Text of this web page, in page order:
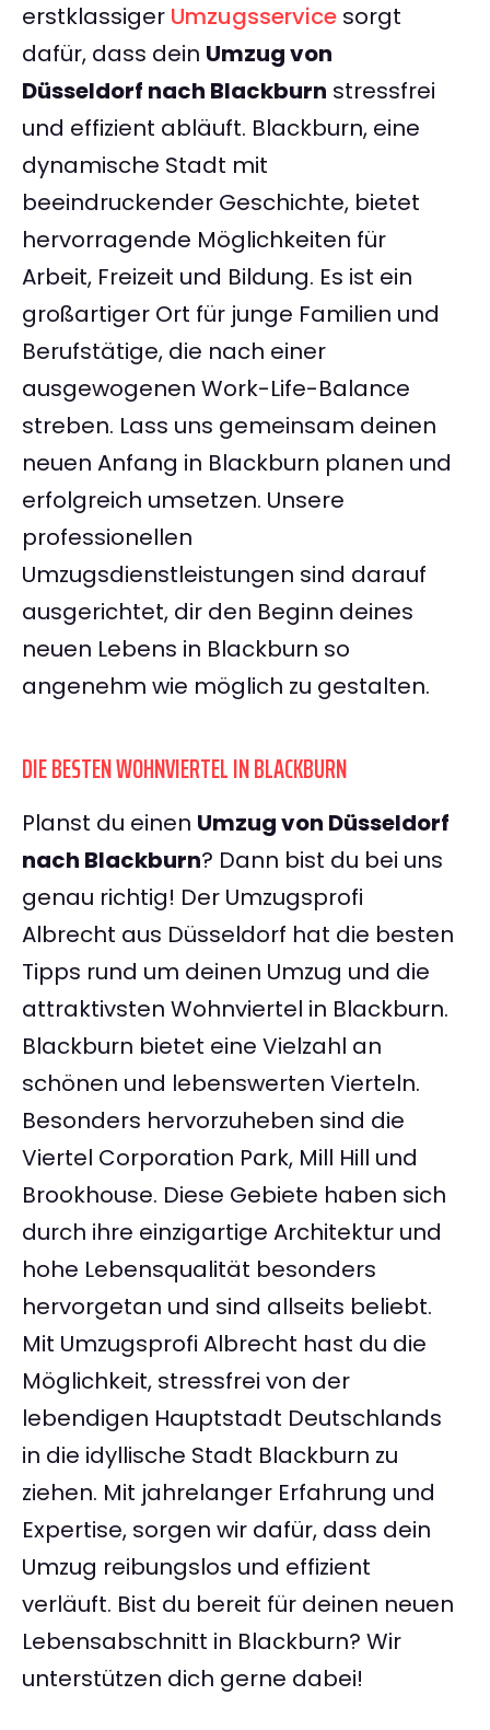
erstklassiger Umzugsservice sorgt
dafür, dass dein Umzug von
Düsseldorf nach Blackburn stressfrei
und effizient abläuft. Blackburn, eine
dynamische Stadt mit
beeindruckender Geschichte, bietet
hervorragende Möglichkeiten für
Arbeit, Freizeit und Bildung. Es ist ein
großartiger Ort für junge Familien und
Berufstätige, die nach einer
ausgewogenen Work-Life-Balance
streben. Lass uns gemeinsam deinen
neuen Anfang in Blackburn planen und
erfolgreich umsetzen. Unsere
professionellen
Umzugsdienstleistungen sind darauf
ausgerichtet, dir den Beginn deines
neuen Lebens in Blackburn so
angenehm wie möglich zu gestalten.
DIE BESTEN WOHNVIERTEL IN BLACKBURN
Planst du einen Umzug von Düsseldorf
nach Blackburn? Dann bist du bei uns
genau richtig! Der Umzugsprofi
Albrecht aus Düsseldorf hat die besten
Tipps rund um deinen Umzug und die
attraktivsten Wohnviertel in Blackburn.
Blackburn bietet eine Vielzahl an
schönen und lebenswerten Vierteln.
Besonders hervorzuheben sind die
Viertel Corporation Park, Mill Hill und
Brookhouse. Diese Gebiete haben sich
durch ihre einzigartige Architektur und
hohe Lebensqualität besonders
hervorgetan und sind allseits beliebt.
Mit Umzugsprofi Albrecht hast du die
Möglichkeit, stressfrei von der
lebendigen Hauptstadt Deutschlands
in die idyllische Stadt Blackburn zu
ziehen. Mit jahrelanger Erfahrung und
Expertise, sorgen wir dafür, dass dein
Umzug reibungslos und effizient
verläuft. Bist du bereit für deinen neuen
Lebensabschnitt in Blackburn? Wir
unterstützen dich gerne dabei!